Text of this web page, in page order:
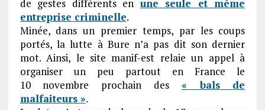
de gestes différents en une seule et même
entreprise criminelle.
Minée, dans un premier temps, par les coups
portés, la lutte à Bure n’a pas dit son dernier
mot. Ainsi, le site manif-est relaie un appel à
organiser un peu partout en France le
10 novembre prochain des « bals de
malfaiteurs ».